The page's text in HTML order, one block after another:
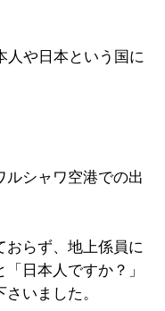
人や日本という国に
ルシャワ空港での出
おらず、地上係員に
日本人ですか？」
いました。